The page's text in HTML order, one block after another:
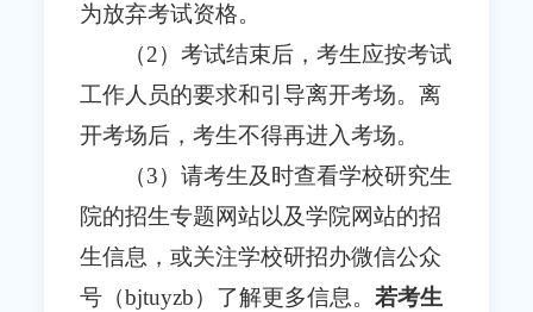
为放弃考试资格。
（2）考试结束后，考生应按考试
工作人员的要求和引导离开考场。离
开考场后，考生不得再进入考场。
（3）请考生及时查看学校研究生
院的招生专题网站以及学院网站的招
生信息，或关注学校研招办微信公众
号（bjtuyzb）了解更多信息。 若考生